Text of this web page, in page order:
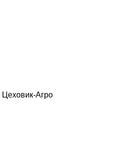
Цеховик-Агро